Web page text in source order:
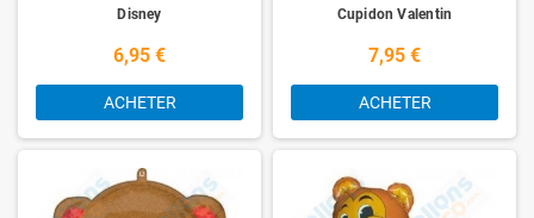
Disney
6,95 €
ACHETER
Cupidon Valentin
7,95 €
ACHETER